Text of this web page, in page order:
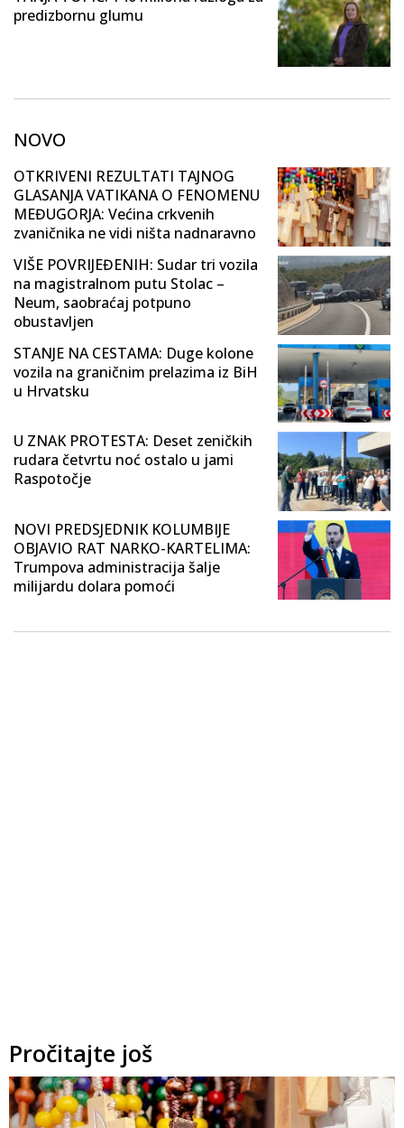
predizbornu glumu
NOVO
OTKRIVENI REZULTATI TAJNOG
GLASANJA VATIKANA O FENOMENU
MEĐUGORJA: Većina crkvenih
zvaničnika ne vidi ništa nadnaravno
VIŠE POVRIJEĐENIH: Sudar tri vozila
na magistralnom putu Stolac –
Neum, saobraćaj potpuno
obustavljen
STANJE NA CESTAMA: Duge kolone
vozila na graničnim prelazima iz BiH
u Hrvatsku
U ZNAK PROTESTA: Deset zeničkih
rudara četvrtu noć ostalo u jami
Raspotočje
NOVI PREDSJEDNIK KOLUMBIJE
OBJAVIO RAT NARKO-KARTELIMA:
Trumpova administracija šalje
milijardu dolara pomoći
Pročitajte još